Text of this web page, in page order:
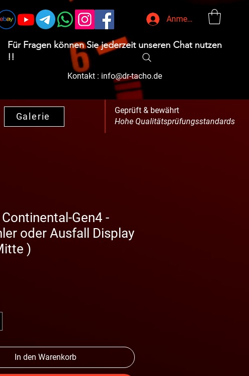
Anmelden
Für Fragen können Sie jederzeit unseren Chat nutzen
!!
Kontakt : info@dr-tacho.de
Galerie
Geprüft & bewährt
Hohe Qualitätsprüfungsstandards
Gen4 -
oder Ausfall Display
)
In den Warenkorb